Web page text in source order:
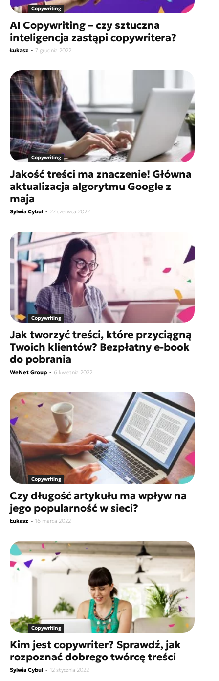
Copywriting
AI Copywriting – czy sztuczna
inteligencja zastąpi copywritera?
Łukasz - 7 grudnia 2022
Copywriting
Jakość treści ma znaczenie! Główna
aktualizacja algorytmu Google z
maja
Sylwia Cybul - 27 czerwca 2022
Copywriting
Jak tworzyć treści, które przyciągną
Twoich klientów? Bezpłatny e-book
do pobrania
WeNet Group - 6 kwietnia 2022
Copywriting
Czy długość artykułu ma wpływ na
jego popularność w sieci?
Łukasz - 16 marca 2022
Copywriting
Kim jest copywriter? Sprawdź, jak
rozpoznać dobrego twórcę treści
Sylwia Cybul - 12 stycznia 2022